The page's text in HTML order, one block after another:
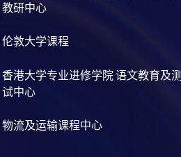
教研中心
伦敦大学课程
香港大学专业进修学院 语文教育及测
试中心
物流及运输课程中心